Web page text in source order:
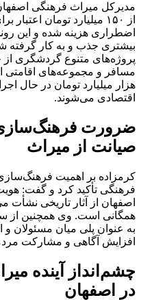
مدیرکل میراث فرهنگی
اضطراری هزینه شده و این
بیشتری جذب و به کار گرفته
پروژه‌های متنوع گردشگری از
هزار میلیارد تومان در حال
اقتصادی می‌شوند.
ضرورت
صیانت از میراث
کرمزاده بر اهمیت
فرهنگی تأکید کرد و گفت:
اصفهان از آثار تاریخی
همگانی است. وی همچنین از
به عنوان پلی میان مسئولان
افزایش آگاهی و مشارکت
چشم‌انداز آینده
در اصفهان